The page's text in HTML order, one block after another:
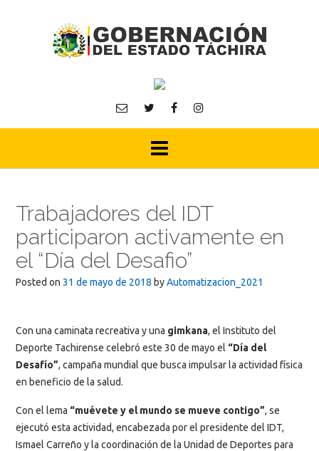
Trabajadores del IDT
participaron activamente en
el “Día del Desafio”
Posted on 31 de mayo de 2018 byAutomatizacion_2021
Con una caminata recreativa y una gimkana, el Instituto del
Deporte Tachirense celebró este 30 de mayo el “Día del
Desafío”, campaña mundial que busca impulsar la actividad física
en beneficio de la salud.
Con el lema “muévete y el mundo se mueve contigo”, se
ejecutó esta actividad, encabezada por el presidente del IDT,
Ismael Carreño y la coordinación de la Unidad de Deportes para